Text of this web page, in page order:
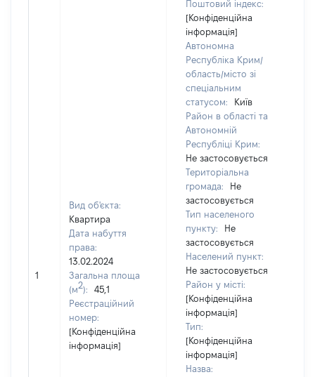
1
Вид об'єкта:
Квартира
Дата набуття
права:
13.02.2024
Загальна площа
(м2):
45,1
Реєстраційний
номер:
[Конфіденційна
інформація]
Поштовий індекс:
[Конфіденційна
інформація]
Автономна
Республіка Крим/
область/місто зі
спеціальним
статусом:
Київ
Район в області та
Автономній
Республіці Крим:
Не застосовується
Територіальна
громада:
Не
застосовується
Тип населеного
пункту:
Не
застосовується
Населений пункт:
Не застосовується
Район у місті:
[Конфіденційна
інформація]
Тип:
[Конфіденційна
інформація]
Назва: